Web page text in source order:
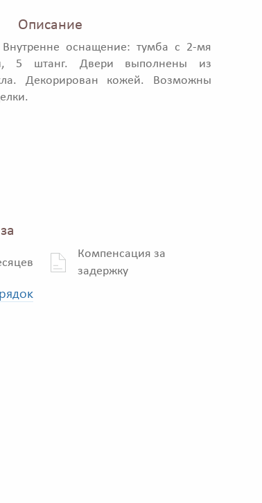
Описание
оснащение: тумба с 2-мя
5 штанг. Двери выполнены из
Декорирован кожей. Возможны
Компенсация за
задержку